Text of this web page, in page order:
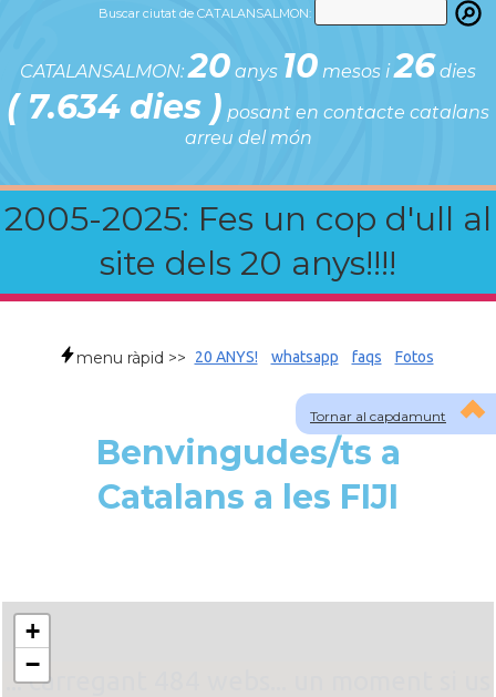
Buscar ciutat de CATALANSALMON:
CATALANSALMON:20 anys 10 mesos i26 dies
( 7.634 dies ) posant en contacte catalans
arreu del món
2005-2025: Fes un cop d'ull al
site dels 20 anys!!!!
Tornar al capdamunt
menu ràpid >> 20 ANYS! whatsapp faqs Fotos
Benvingudes/ts a
Catalans a les FIJI
... carregant 484 webs... un moment si us
+
−